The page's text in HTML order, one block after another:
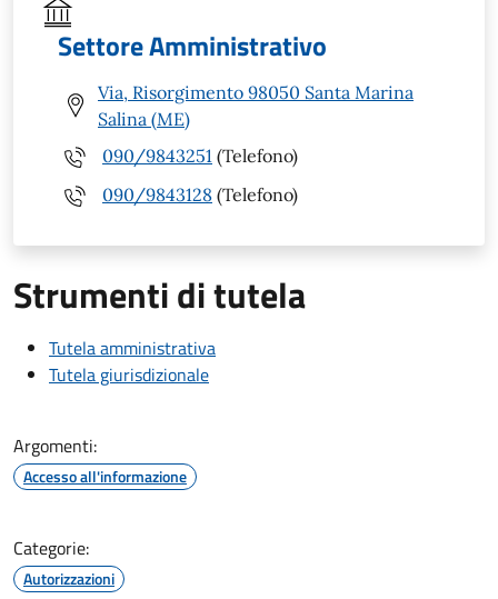
Settore Amministrativo
Via, Risorgimento 98050 Santa Marina
Salina (ME)
090/9843251 (Telefono)
090/9843128 (Telefono)
Strumenti di tutela
Tutela amministrativa
Tutela giurisdizionale
Argomenti:
Accesso all'informazione
Categorie:
Autorizzazioni